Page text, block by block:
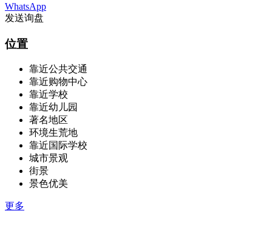
WhatsApp
发送询盘
位置
靠近公共交通
靠近购物中心
靠近学校
靠近幼儿园
著名地区
环境生荒地
靠近国际学校
城市景观
街景
景色优美
更多